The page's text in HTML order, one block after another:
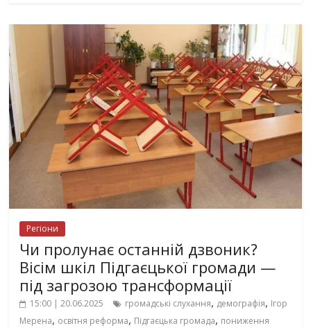
Регіони
Чи пролунає останній дзвоник?
Вісім шкіл Підгаєцької громади —
під загрозою трансформації
15:00 | 20.06.2025 громадські слухання, демографія, Ігор
Мерена, освітня реформа, Підгаєцька громада, пониження